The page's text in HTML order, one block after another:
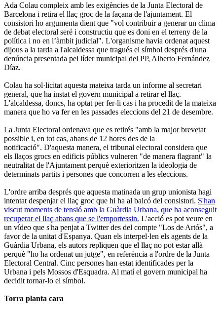
Ada Colau compleix amb les exigències de la Junta Electoral de
Barcelona i retira el llaç groc de la façana de l'ajuntament. El
consistori ho argumenta dient que "vol contribuir a generar un clima
de debat electoral seré i constructiu que es doni en el terreny de la
política i no en l’àmbit judicial". L'organisme havia ordenat aquest
dijous a la tarda a l'alcaldessa que tragués el símbol després d'una
denúncia presentada pel líder municipal del PP, Alberto Fernández
Díaz.
Colau ha sol·licitat aquesta mateixa tarda un informe al secretari
general, que ha instat el govern municipal a retirar el llaç.
L'alcaldessa, doncs, ha optat per fer-li cas i ha procedit de la mateixa
manera que ho va fer en les passades eleccions del 21 de desembre.
La Junta Electoral ordenava que es retirés "amb la major brevetat
possible i, en tot cas, abans de 12 hores des de la
notificació". D'aquesta manera, el tribunal electoral considera que
els llaços grocs en edificis públics vulneren "de manera flagrant" la
neutralitat de l'Ajuntament perquè exterioritzen la ideologia de
determinats partits i persones que concorren a les eleccions.
L'ordre arriba després que aquesta matinada un grup unionista hagi
intentat despenjar el llaç groc que hi ha al balcó del consistori. S'han
viscut moments de tensió amb la Guàrdia Urbana, que ha aconseguit
recuperar el llaç abans que se l'emportessin. L'acció es pot veure en
un vídeo que s'ha penjat a Twitter des del compte "Los de Artós", a
favor de la unitat d'Espanya. Quan els interpel·len els agents de la
Guàrdia Urbana, els autors repliquen que el llaç no pot estar allà
perquè "ho ha ordenat un jutge", en referència a l'ordre de la Junta
Electoral Central. Cinc persones han estat identificades per la
Urbana i pels Mossos d'Esquadra. Al matí el govern municipal ha
decidit tornar-lo el símbol.
Torra planta cara